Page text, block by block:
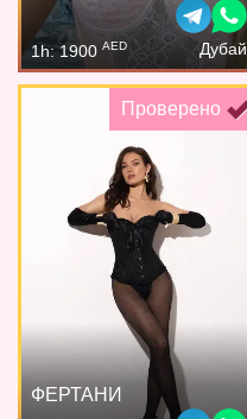
1h: 1900 AED Дубай
Проверено
ФЕРТАНИ